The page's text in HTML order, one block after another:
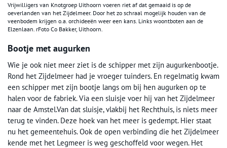
Vrijwilligers van Knotgroep Uithoorn voeren riet af dat gemaaid is op de
oeverlanden van het Zijdelmeer. Door het zo schraal mogelijk houden van de
veenbodem krijgen o.a. orchideeën weer een kans. Links woontboten aan de
Elzenlaan. rFoto Co Bakker, Uithoorn.
Bootje met augurken
Wie je ook niet meer ziet is de schipper met zijn augurkenbootje.
Rond het Zijdelmeer had je vroeger tuinders. En regelmatig kwam
een schipper met zijn bootje langs om bij hen augurken op te
halen voor de fabriek. Via een sluisje voer hij van het Zijdelmeer
naar de Amstel.Van dat sluisje, vlakbij het Rechthuis, is niets meer
terug te vinden. Deze hoek van het meer is gedempt. Hier staat
nu het gemeentehuis. Ook de open verbinding die het Zijdelmeer
kende met het Legmeer is weg geschoffeld voor wegen. Het